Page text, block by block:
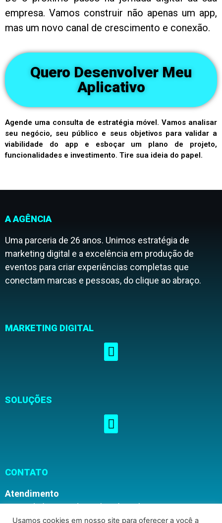
empresa. Vamos construir não apenas um app,
mas um novo canal de crescimento e conexão.
Quero Desenvolver Meu
Aplicativo
Agende uma consulta de estratégia móvel. Vamos analisar
seu negócio, seu público e seus objetivos para validar a
viabilidade do app e esboçar um plano de projeto,
funcionalidades e investimento. Tire sua ideia do papel.
A AGÊNCIA
Uma parceria de 26 anos. Unimos estratégia de
marketing digital e a excelência em produção de
eventos para criar experiências completas que
conectam marcas e pessoas, do clique ao abraço.
MARKETING DIGITAL
SOLUÇÕES
CONTATO
Atendimento
Segunda à Sexta, das 08h00 às 16h30
Usamos cookies em nosso site para oferecer a você a